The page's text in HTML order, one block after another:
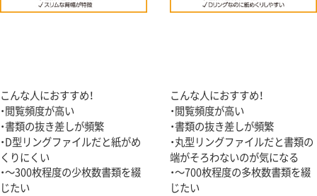
こんな人におすすめ！
・閲覧頻度が高い
・書類の抜き差しが頻繁
・D型リングファイルだと紙がめ
くりにくい
・～300枚程度の少枚数書類を綴
じたい
こんな人におすすめ！
・閲覧頻度が高い
・書類の抜き差しが頻繁
・丸型リングファイルだと書類の
端がそろわないのが気になる
・～700枚程度の多枚数書類を綴
じたい